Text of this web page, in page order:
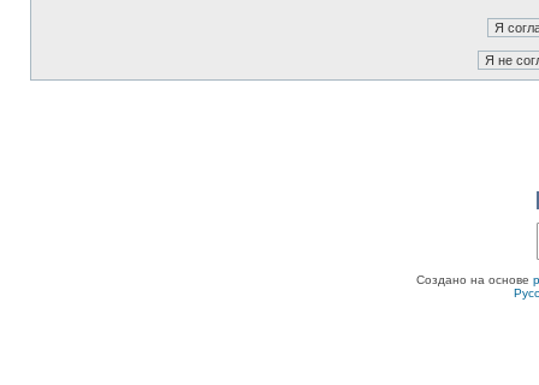
Создано на основе